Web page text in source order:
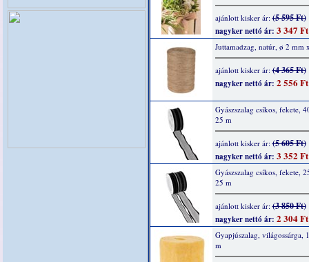
ajánlott kisker ár:(5 595 Ft)
nagyker nettó ár: 3 347 Ft
Juttamadzag, natúr, ø 2 mm
ajánlott kisker ár:(4 365 Ft)
nagyker nettó ár: 2 556 Ft
Gyászszalag csíkos, fekete,
25 m
ajánlott kisker ár:(5 605 Ft)
nagyker nettó ár: 3 352 Ft
Gyászszalag csíkos, fekete,
25 m
ajánlott kisker ár:(3 850 Ft)
nagyker nettó ár: 2 304 Ft
Gyapjúszalag, világossárga,
m